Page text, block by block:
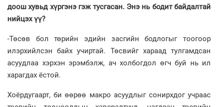
доош хувьд хүргэнэ гэж тусгасан. Энэ нь бодит байдалтай
нийцэх үү?
-Төсөв бол төрийн эдийн засгийн бодлогыг тоогоор
илэрхийлсэн байх учиртай. Төсвийг хараад тулгамдсан
асуудлаа хэрхэн эрэмбэлж, ач холбогдол өгч буй нь ил
харагдах ёстой.
Хоёрдугаарт, би өөрөө макро асуудлыг сонирхдог учраас